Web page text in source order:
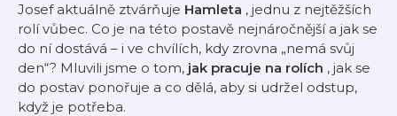
Josef aktuálně ztvárňuje Hamleta , jednu z nejtěžších
rolí vůbec. Co je na této postavě nejnáročnější a jak se
do ní dostává – i ve chvílích, kdy zrovna „nemá svůj
den“? Mluvili jsme o tom, jak pracuje na rolích , jak se
do postav ponořuje a co dělá, aby si udržel odstup,
když je potřeba.